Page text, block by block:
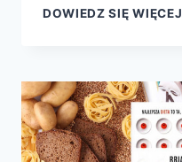
DOWIEDZ SIĘ WIĘCEJ